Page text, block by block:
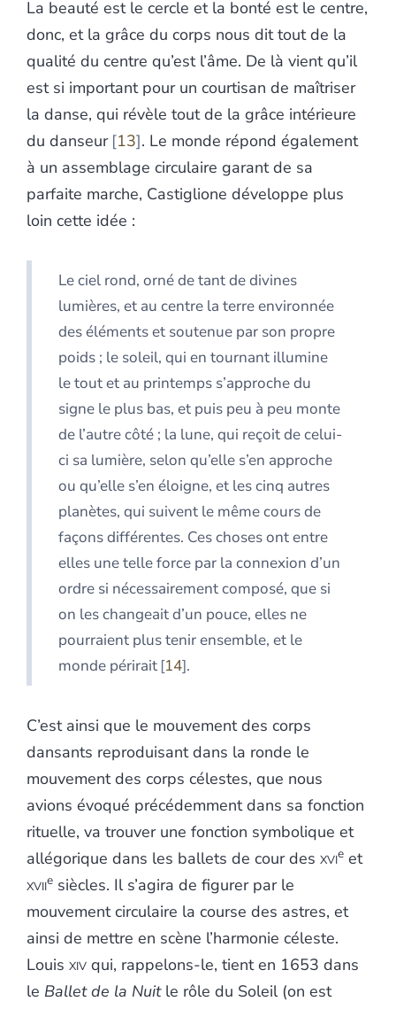
La beauté est le cercle et la bonté est le centre,
donc, et la grâce du corps nous dit tout de la
qualité du centre qu’est l’âme. De là vient qu’il
est si important pour un courtisan de maîtriser
la danse, qui révèle tout de la grâce intérieure
du danseur 13 . Le monde répond également
à un assemblage circulaire garant de sa
parfaite marche, Castiglione développe plus
loin cette idée :
Le ciel rond, orné de tant de divines
lumières, et au centre la terre environnée
des éléments et soutenue par son propre
poids ; le soleil, qui en tournant illumine
le tout et au printemps s’approche du
signe le plus bas, et puis peu à peu monte
de l’autre côté ; la lune, qui reçoit de celui-
ci sa lumière, selon qu’elle s’en approche
ou qu’elle s’en éloigne, et les cinq autres
planètes, qui suivent le même cours de
façons différentes. Ces choses ont entre
elles une telle force par la connexion d’un
ordre si nécessairement composé, que si
on les changeait d’un pouce, elles ne
pourraient plus tenir ensemble, et le
monde périrait 14 .
C’est ainsi que le mouvement des corps
dansants reproduisant dans la ronde le
mouvement des corps célestes, que nous
avions évoqué précédemment dans sa fonction
rituelle, va trouver une fonction symbolique et
allégorique dans les ballets de cour des xvie et
xviie siècles. Il s’agira de figurer par le
mouvement circulaire la course des astres, et
ainsi de mettre en scène l’harmonie céleste.
Louis xiv qui, rappelons-le, tient en 1653 dans
le Ballet de la Nuitle rôle du Soleil (on est